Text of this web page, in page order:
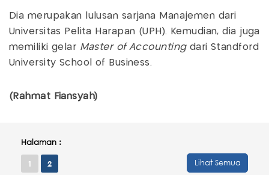
Dia merupakan lulusan sarjana Manajemen dari
Universitas Pelita Harapan (UPH). Kemudian, dia juga
memiliki gelar Master of Accounting dari Standford
University School of Business.
(Rahmat Fiansyah)
Halaman :
1 2 Lihat Semua